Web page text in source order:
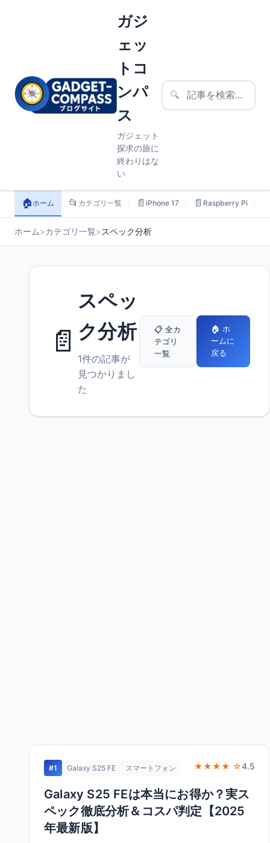
ガジ
ェッ
トコ
ンパ
ス
ガジェット
探求の旅に
終わりはな
い
🔍
🏠ホーム 📂 カテゴリ一覧 📄 iPhone 17 📄 Raspberry Pi
ホーム>カテゴリ一覧>スペック分析
📄
スペッ
ク分析
1件の記事が
見つかりまし
た
📋 全カ
テゴリ
一覧
🏠 ホ
ームに
戻る
#1 Galaxy S25 FE スマートフォン ★★★★ ☆4.5
Galaxy S25 FEは本当にお得か？実ス
ペック徹底分析＆コスパ判定【2025
年最新版】